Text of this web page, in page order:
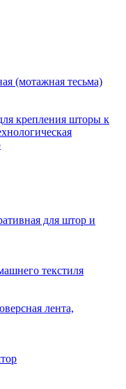
(мотажная тесьма)
крепления шторы к
для штор и
текстиля
лента,